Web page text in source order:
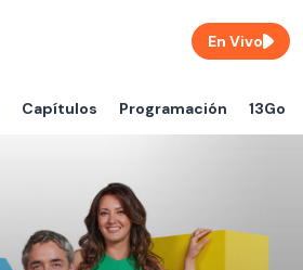
Capítulos Programación 13Go
En Vivo